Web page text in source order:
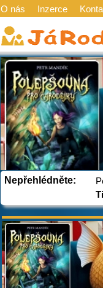
O nás Inzerce
Nepřehlédněte: